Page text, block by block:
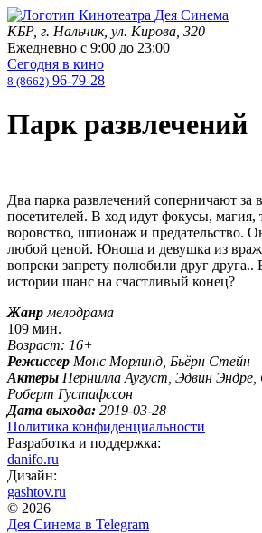
КБР, г. Нальчик, ул. Кирова, 320
Ежедневно с 9:00 до 23:00
Сегодня в кино
8 (8662) 96-79-28
Парк развлечений
Два парка развлечений соперничают за
посетителей. В ход идут фокусы, магия,
воровство, шпионаж и предательство.
любой ценой. Юноша и девушка из
вопреки запрету полюбили друг друга..
истории шанс на счастливый конец?
Жанр мелодрама
109 мин.
Возраст: 16+
Режиссер Монс Морлинд, Бьёрн Стейн
Актеры Пернилла Аугуст, Эдвин Эндре,
Роберт Густафссон
Дата выхода: 2019-03-28
Политика конфиденциальности
Разработка и поддержка:
danifo.ru
Дизайн:
gashtov.ru
© 2026
Дея Синема в Telegram